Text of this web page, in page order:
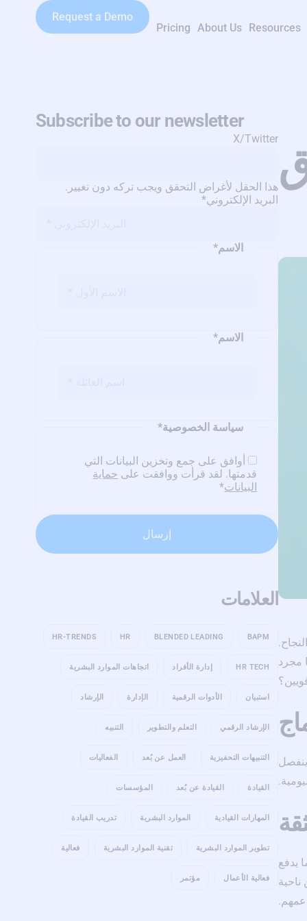
Resources
About Us
Pricing
Request a Demo
مجرد
ينفصل
يدفع
Subscribe to our newsletter
X/Twitter
هذا الحقل لأغراض التحقق ويجب تركه دون تغيير.
البريد الإلكتروني*
الاسم*
الاسم*
سياسة الخصوصية*
أوافق على جمع وتخزين البيانات التي
قدمتها. لقد قرأت ووافقت على حماية
البيانات*
العلامات
BAPM
BLENDED LEADING
HR
HR-TRENDS
HR TECH إدارة الأفراد اتجاهات الموارد البشرية
استبيان الأدوات الرقمية الإدارة الإرشاد
الإرشاد الرقمي التعلم والتطوير التنبيه
التنبيهات التحفيزية العمل عن بُعد الفعاليات
القيادة القيادة عن بُعد المؤسسات
المهارات القيادية الموارد البشرية تدريب القيادة
تطوير الموارد البشرية تقنية الموارد البشرية فعالية
فعالية الأعمال مؤتمر